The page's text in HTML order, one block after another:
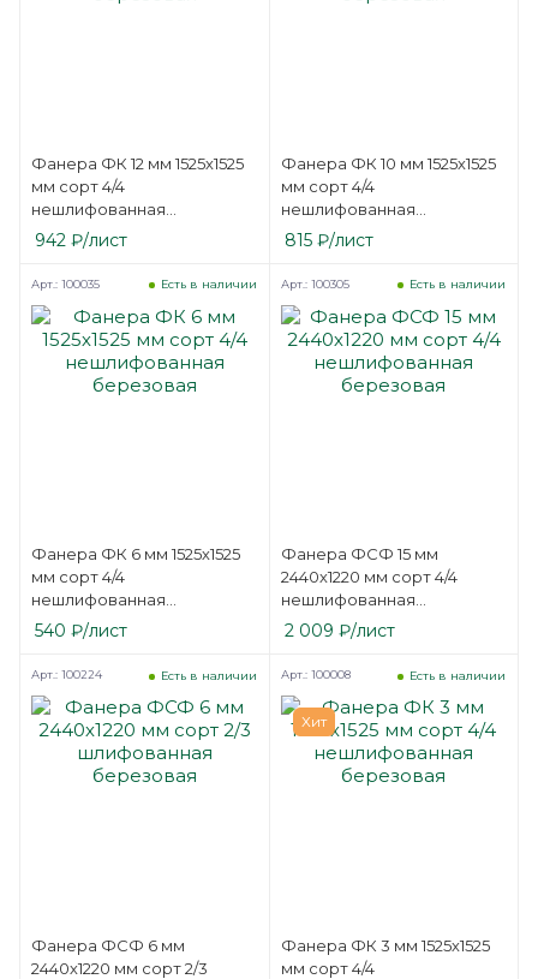
Фанера ФК 12 мм 1525х1525
мм сорт 4/4
нешлифованная
березовая
942 ₽/лист
Фанера ФК 10 мм 1525х1525
мм сорт 4/4
нешлифованная
березовая
815₽/лист
Фанера ФК 6 мм 1525х1525
мм сорт 4/4
нешлифованная
березовая
Есть в наличии
Арт.: 100035
540 ₽/лист
Фанера ФСФ 15 мм
2440х1220 мм сорт 4/4
нешлифованная
березовая
Есть в наличии
Арт.: 100305
2 009 ₽/лист
Фанера ФСФ 6 мм
2440х1220 мм сорт 2/3
Есть в наличии
Арт.: 100224
Хит
Фанера ФК 3 мм 1525х1525
мм сорт 4/4
Есть в наличии
Арт.: 100008